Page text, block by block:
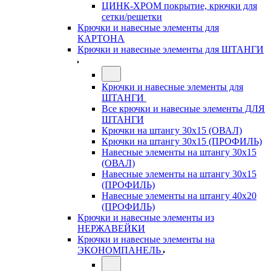
ЦИНК-ХРОМ покрытие, крючки для
сетки/решетки
Крючки и навесные элементы для
КАРТОНА
Крючки и навесные элементы для ШТАНГИ
Крючки и навесные элементы для
ШТАНГИ
Все крючки и навесные элементы ДЛЯ
ШТАНГИ
Крючки на штангу 30х15 (ОВАЛ)
Крючки на штангу 30х15 (ПРОФИЛЬ)
Навесные элементы на штангу 30х15
(ОВАЛ)
Навесные элементы на штангу 30х15
(ПРОФИЛЬ)
Навесные элементы на штангу 40х20
(ПРОФИЛЬ)
Крючки и навесные элементы из
НЕРЖАВЕЙКИ
Крючки и навесные элементы на
ЭКОНОМПАНЕЛЬ